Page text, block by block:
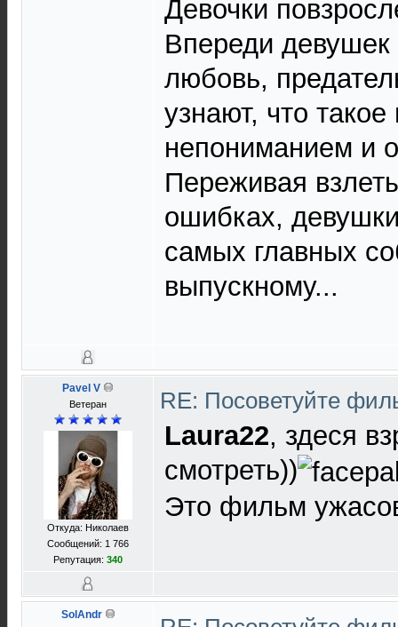
Девочки
Впереди
любовь,
узнают, что
непониманием и
Переживая
ошибках,
самых главных
выпускному...
Pavel V
Ветеран
Откуда: Николаев
Сообщений: 1 766
Репутация: 340
RE: Посоветуйте
Laura22, здеся
смотреть))
Это фильм
SolAndr